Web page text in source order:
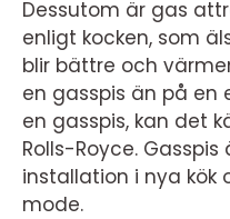
Dessutom är gas
enligt kocken, som
blir bättre och
en gasspis än på en
en gasspis, kan det
Rolls-Royce.
installation i nya kök
mode.